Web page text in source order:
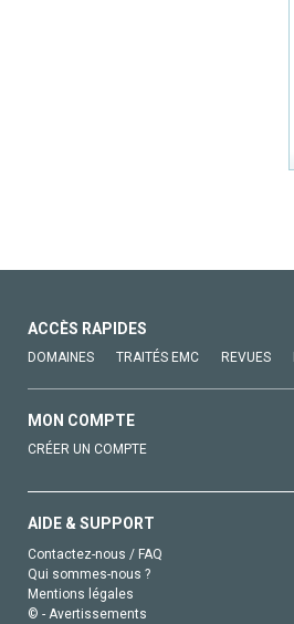
ACCÈS RAPIDES
DOMAINES TRAITÉS EMC REVUES
MON COMPTE
CRÉER UN COMPTE
AIDE & SUPPORT
Contactez-nous / FAQ
Qui sommes-nous ?
Mentions légales
© - Avertissements